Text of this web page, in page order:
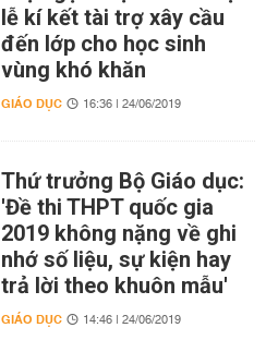
lễ kí kết tài trợ xây cầu
đến lớp cho học sinh
vùng khó khăn
GIÁO DỤC 16:36 | 24/06/2019
Thứ trưởng Bộ Giáo dục:
'Đề thi THPT quốc gia
2019 không nặng về ghi
nhớ số liệu, sự kiện hay
trả lời theo khuôn mẫu'
GIÁO DỤC 14:46 | 24/06/2019